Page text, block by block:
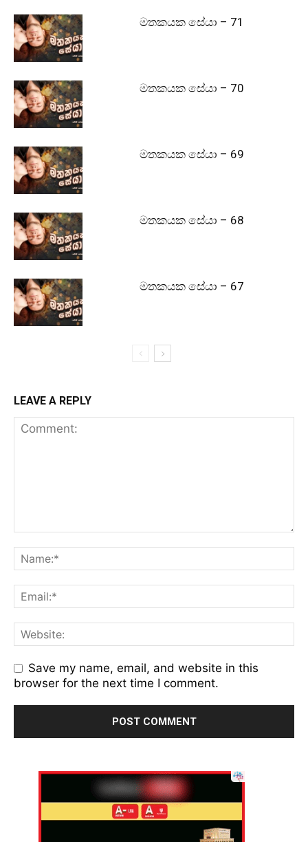
මතකයක සේයා – 71
මතකයක සේයා – 70
මතකයක සේයා – 69
මතකයක සේයා – 68
මතකයක සේයා – 67
LEAVE A REPLY
Save my name, email, and website in this
browser for the next time I comment.